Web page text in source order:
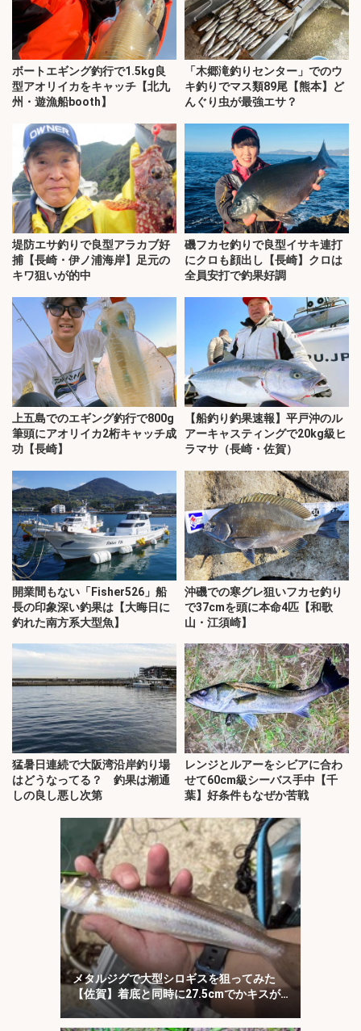
ボートエギング釣行で1.5kg良
型アオリイカをキャッチ【北九
州・遊漁船booth】
「木郷滝釣りセンター」でのウ
キ釣りでマス類89尾【熊本】ど
んぐり虫が最強エサ？
堤防エサ釣りで良型アラカブ好
捕【長崎・伊ノ浦海岸】足元の
キワ狙いが的中
磯フカセ釣りで良型イサキ連打
にクロも顔出し【長崎】クロは
全員安打で釣果好調
上五島でのエギング釣行で800g
筆頭にアオリイカ2桁キャッチ成
功【長崎】
【船釣り釣果速報】平戸沖のル
アーキャスティングで20kg級ヒ
ラマサ（長崎・佐賀）
開業間もない「Fisher526」船
長の印象深い釣果は【大晦日に
釣れた南方系大型魚】
沖磯での寒グレ狙いフカセ釣り
で37cmを頭に本命4匹【和歌
山・江須崎】
猛暑日連続で大阪湾沿岸釣り場
はどうなってる？ 釣果は潮通
しの良し悪し次第
レンジとルアーをシビアに合わ
せて60cm級シーバス手中【千
葉】好条件もなぜか苦戦
メタルジグで大型シロギスを狙ってみた
【佐賀】着底と同時に27.5cmでかキスが
ヒット！